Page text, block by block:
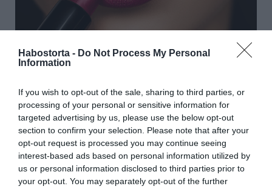
Habostorta - Do Not Process My Personal
Information
If you wish to opt-out of the sale, sharing to third parties, or
processing of your personal or sensitive information for
targeted advertising by us, please use the below opt-out
section to confirm your selection. Please note that after your
opt-out request is processed you may continue seeing
interest-based ads based on personal information utilized by
us or personal information disclosed to third parties prior to
your opt-out. You may separately opt-out of the further
SZEMHÉJTUS
Minden sminkben jelen vannak, legyen szó feketéről, de
a színpaletta bármely más színében is pompázhatnak. A
szépen rajzolt vonalak viszont nagyon ritkán maradnak
szófogadóan a szempillák tövében. Útjukat általában a